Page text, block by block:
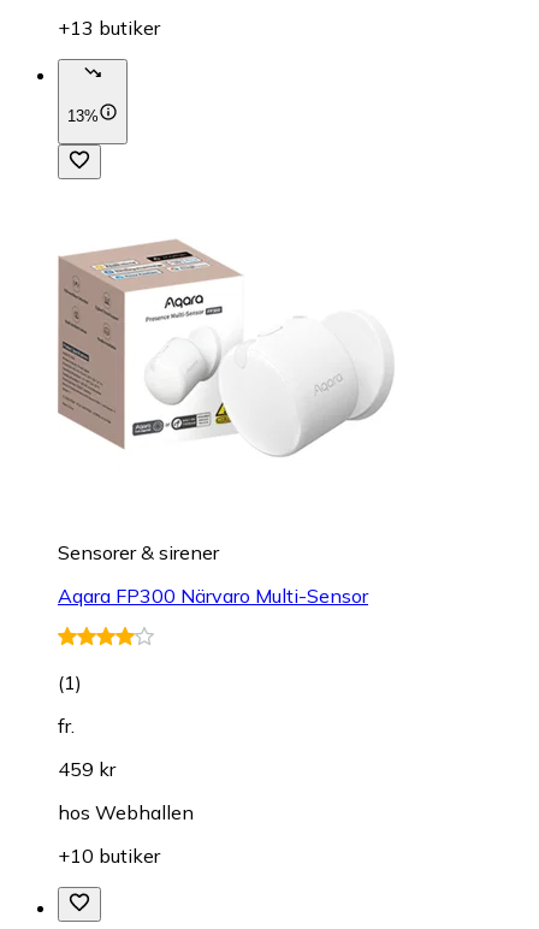
+13 butiker
13%
Sensorer & sirener
Aqara FP300 Närvaro Multi-Sensor
(1)
fr.
459 kr
hos Webhallen
+10 butiker